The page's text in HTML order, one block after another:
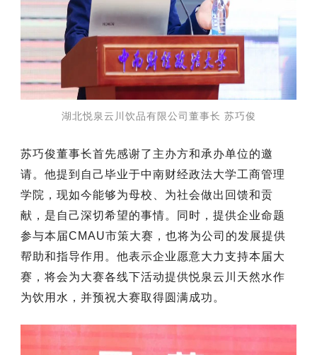
湖北悦泉云川饮品有限公司董事长 苏巧俊
苏巧俊董事长首先感谢了主办方和承办单位的邀
请。他提到自己毕业于中南财经政法大学工商管理
学院，现如今能够为母校、为社会做出回馈和贡
献，是自己深切希望的事情。同时，提供企业命题
参与本届CMAU市策大赛，也将为公司的发展提供
帮助和指导作用。他表示企业愿意大力支持本届大
赛，将会为大赛各线下活动提供悦泉云川天然水作
为饮用水，并预祝大赛取得圆满成功。